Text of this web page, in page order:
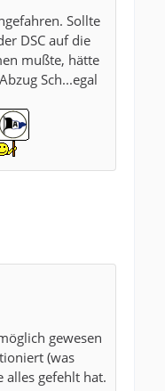
Sollte
DSC auf die
mußte, hätte
Sch...egal
gewesen
(was
alles gefehlt hat.